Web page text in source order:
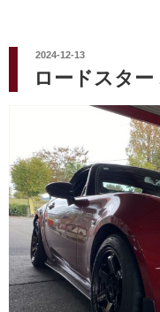
投
稿
日:
2024-12-13
ロードスタ